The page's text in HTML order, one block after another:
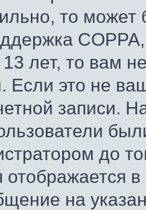
то может
лет, то вам
Если это не
записи.
до
на